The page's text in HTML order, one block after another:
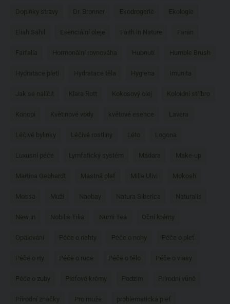
Doplňky stravy Dr. Bronner Ekodrogerie Ekologie
Eliah Sahil Esenciální oleje Faith in Nature Faran
Farfalla Hormonální rovnováha Hubnutí Humble Brush
Hydratace pleti Hydratace těla Hygiena Imunita
Jak se nalíčit Klara Rott Kokosový olej Koloidní stříbro
Konopí Květinové vody květové esence Lavera
Léčivé bylinky Léčivé rostliny Léto Logona
Luxusní péče Lymfatický systém Mádara Make-up
Martina Gebhardt Mastná pleť Mille Ulivi Mokosh
Mossa Muži Naobay Natura Siberica Naturalis
New in Nobilis Tilia Numi Tea Oční krémy
Opalování Péče o nehty Péče o nohy Péče o pleť
Péče o rty Péče o ruce Péče o tělo Péče o vlasy
Péče o zuby Pleťové krémy Podzim Přírodní vůně
Přírodní značky Pro muže problematická pleť